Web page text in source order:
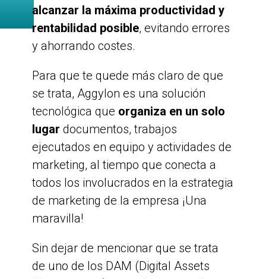
alcanzar la máxima productividad y
rentabilidad posible, evitando errores
y ahorrando costes.
Para que te quede más claro de que
se trata, Aggylon es una solución
tecnológica que organiza en un solo
lugar documentos, trabajos
ejecutados en equipo y actividades de
marketing, al tiempo que conecta a
todos los involucrados en la estrategia
de marketing de la empresa ¡Una
maravilla!
Sin dejar de mencionar que se trata
de uno de los DAM (Digital Assets